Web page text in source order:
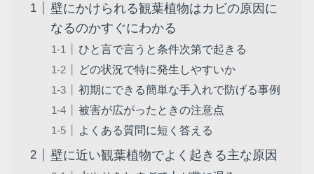
壁にかけられる観葉植物はカビの原因に
なるのかすぐにわかる
ひと言で言うと条件次第で起きる
どの状況で特に発生しやすいか
初期にできる簡単な手入れで防げる事例
被害が広がったときの注意点
よくある質問に短く答える
壁に近い観葉植物でよく起きる主な原因